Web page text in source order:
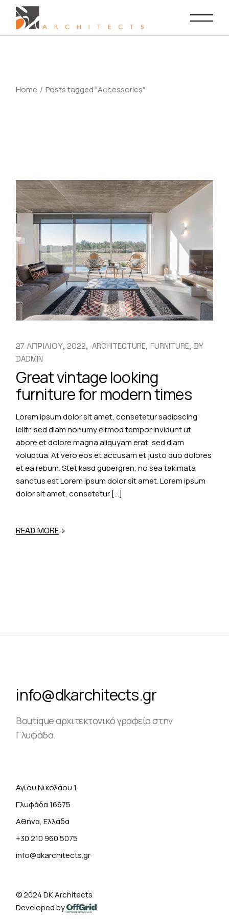
content
Home Posts tagged "Accessories"
27 ΑΠΡΙΛΙΟΥ, 2022 ARCHITECTURE FURNITURE BY
DADMIN
Great vintage looking
furniture for modern times
Lorem ipsum dolor sit amet, consetetur sadipscing
ielitr, sed diam nonumy eirmod tempor invidunt ut
abore et dolore magna aliquyam erat, sed diam
voluptua. At vero eos et accusam et justo duo dolores
et ea rebum. Stet kasd gubergren, no sea takimata
sanctus est Lorem ipsum dolor sit amet. Lorem ipsum
dolor sit amet, consetetur […]
READ MORE
info@dkarchitects.gr
Boutique αρχιτεκτονικό γραφείο στην
Γλυφάδα.
Αγίου Νικολάου 1,
Γλυφάδα 16675
Αθήνα, Ελλάδα
+30 210 960 5075
info@dkarchitects.gr
© 2024DK Architects
Developed by